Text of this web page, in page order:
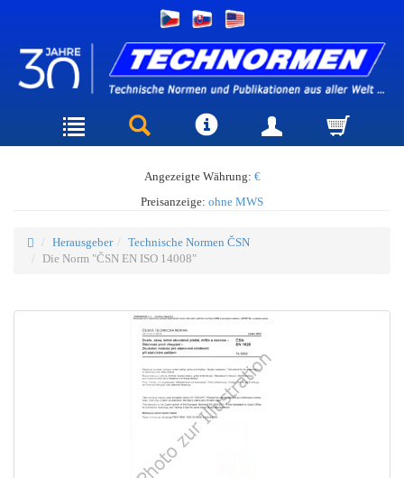
Angezeigte Währung: €
Preisanzeige: ohne MWS
Herausgeber
Technische Normen ČSN
Die Norm "ČSN EN ISO 14008"